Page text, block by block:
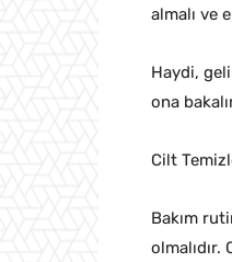
almalı ve
Haydi,
ona
Cilt
Bakım